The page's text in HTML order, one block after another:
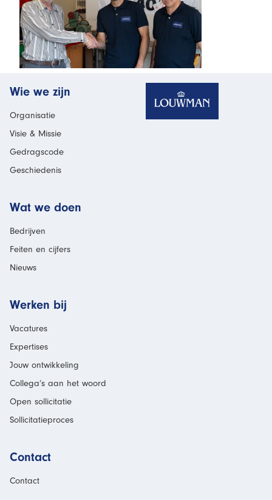
Wie we zijn
Organisatie
Visie & Missie
Gedragscode
Geschiedenis
Wat we doen
Bedrijven
Feiten en cijfers
Nieuws
Werken bij
Vacatures
Expertises
Jouw ontwikkeling
Collega’s aan het woord
Open sollicitatie
Sollicitatieproces
Contact
Contact